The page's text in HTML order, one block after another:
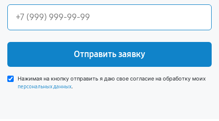
Отправить заявку
Нажимая на кнопку отправить я даю свое согласие на обработку моих
персональных данных.